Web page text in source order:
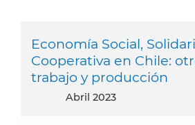
Economía Social,
Cooperativa en Chile:
trabajo y producción
abril 2023